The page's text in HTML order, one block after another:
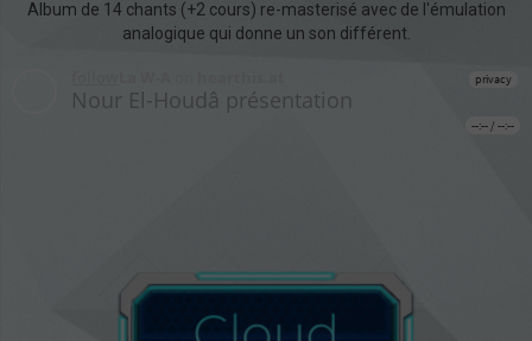
Album de 14 chants (+2 cours) re-masterisé avec de l'émulation
analogique qui donne un son différent.